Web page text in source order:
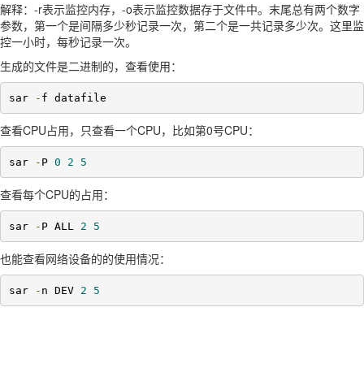
解释：-r表示监控内存，-o表示监控数据存于文件中。末尾总有两个数字
参数，第一个是间隔多少秒记录一次，第二个是一共记录多少次。这里监
控一小时，每秒记录一次。
生成的文件是二进制的，查看使用：
sar - f datafile
查看CPU占用，只查看一个CPU，比如第0号CPU：
sar - P 0 2 5
查看每个CPU的占用：
sar - P ALL 2 5
也能查看网络设备的的使用情况：
sar - n DEV 2 5